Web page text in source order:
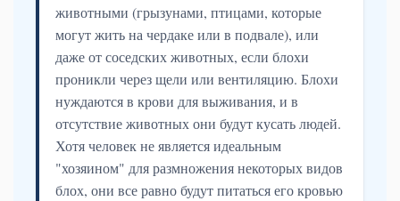
животными (грызунами, птицами, которые
могут жить на чердаке или в подвале), или
даже от соседских животных, если блохи
проникли через щели или вентиляцию. Блохи
нуждаются в крови для выживания, и в
отсутствие животных они будут кусать людей.
Хотя человек не является идеальным
"хозяином" для размножения некоторых видов
блох, они все равно будут питаться его кровью